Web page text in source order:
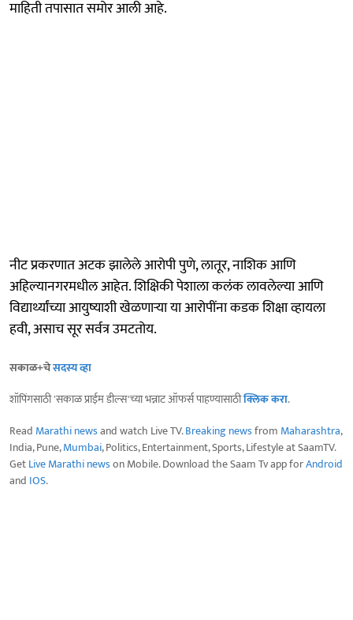
माहिती तपासात समोर आली आहे.
नीट प्रकरणात अटक झालेले आरोपी पुणे, लातूर, नाशिक आणि
अहिल्यानगरमधील आहेत. शिक्षिकी पेशाला कलंक लावलेल्या आणि
विद्यार्थ्यांच्या आयुष्याशी खेळणाऱ्या या आरोपींना कडक शिक्षा व्हायला
हवी, असाच सूर सर्वत्र उमटतोय.
सकाळ+चेसदस्य व्हा
शॉपिंगसाठी 'सकाळ प्राईम डील्स'च्या भन्नाट ऑफर्स पाहण्यासाठीक्लिक करा.
Read Marathi newsand watch Live TV.Breaking newsfrom Maharashtra,
India, Pune,Mumbai, Politics, Entertainment, Sports, Lifestyle at SaamTV.
GetLive Marathi newson Mobile. Download the Saam Tv app forAndroid
and IOS.